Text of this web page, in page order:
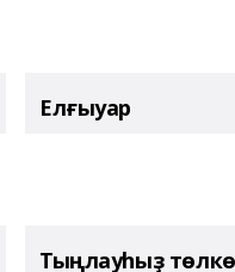
Елғыуар
Тыңлауһыҙ төлкө